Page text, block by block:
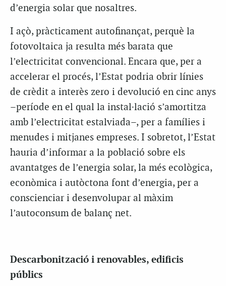
d’energia solar que nosaltres.
I açò, pràcticament autofinançat, perquè la
fotovoltaica ja resulta més barata que
l’electricitat convencional. Encara que, per a
accelerar el procés, l’Estat podria obrir línies
de crèdit a interès zero i devolució en cinc anys
–període en el qual la instal·lació s’amortitza
amb l’electricitat estalviada–, per a famílies i
menudes i mitjanes empreses. I sobretot, l’Estat
hauria d’informar a la població sobre els
avantatges de l’energia solar, la més ecològica,
econòmica i autòctona font d’energia, per a
conscienciar i desenvolupar al màxim
l’autoconsum de balanç net.
Descarbonització i renovables, edificis
públics